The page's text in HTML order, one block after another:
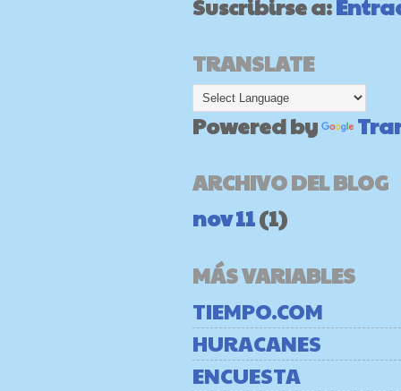
Suscribirse a:
TRANSLATE
Powered by
ARCHIVO DEL BLOG
nov 11(1)
MÁS VARIABLES
TIEMPO.COM
HURACANES
ENCUESTA